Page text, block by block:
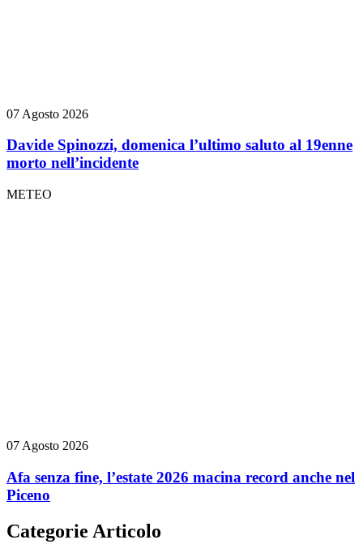
07 Agosto 2026
Davide Spinozzi, domenica l’ultimo saluto al 19enne
morto nell’incidente
METEO
07 Agosto 2026
Afa senza fine, l’estate 2026 macina record anche nel
Piceno
Categorie Articolo